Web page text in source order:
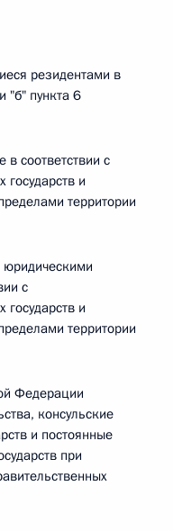
резидентами в
"б" пункта 6
соответствии с
государств и
территории
с
государств и
территории
Федерации
консульские
и постоянные
при